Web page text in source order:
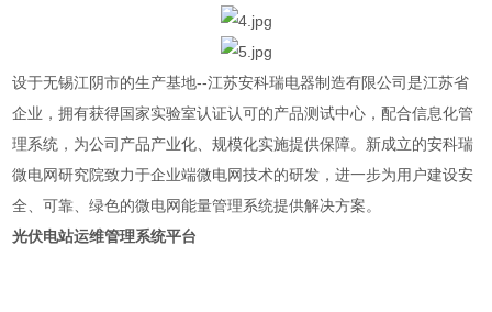
设于无锡江阴市的生产基地--江苏安科瑞电器制造有限公司是江苏省
企业，拥有获得国家实验室认证认可的产品测试中心，配合信息化管
理系统，为公司产品产业化、规模化实施提供保障。新成立的安科瑞
微电网研究院致力于企业端微电网技术的研发，进一步为用户建设安
全、可靠、绿色的微电网能量管理系统提供解决方案。
光伏电站运维管理系统平台